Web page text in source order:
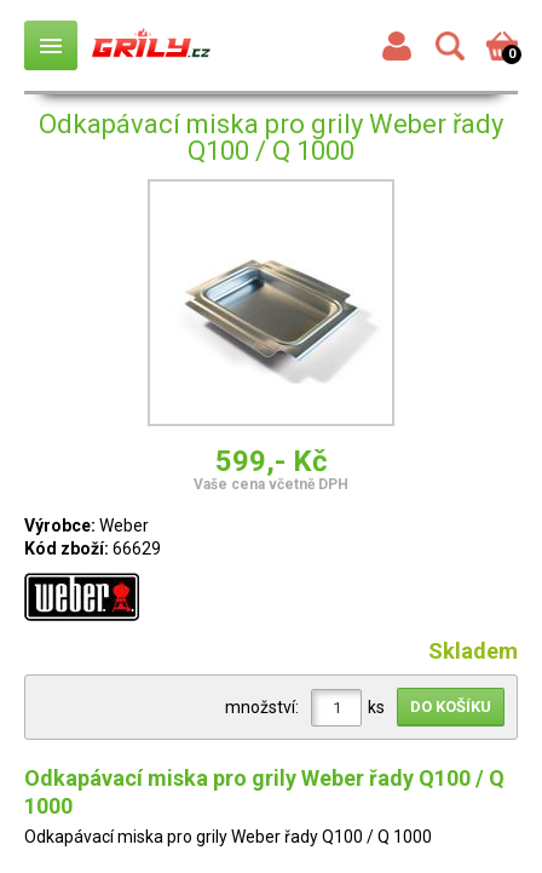
0
menu
Odkapávací miska pro grily Weber řady
Q100 / Q 1000
599,- Kč
Vaše cena včetně DPH
Výrobce: Weber
Kód zboží: 66629
Skladem
množství: ks
Odkapávací miska pro grily Weber řady Q100 / Q
1000
Odkapávací miska pro grily Weber řady Q100 / Q 1000